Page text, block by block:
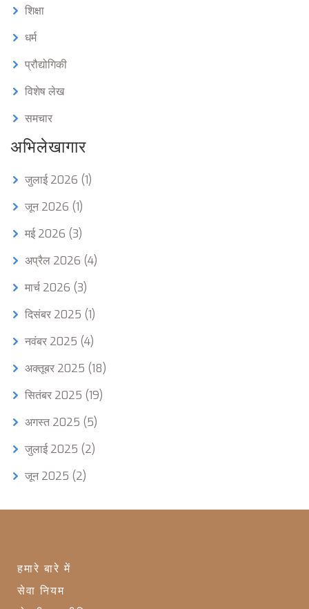
शिक्षा
धर्म
प्रौद्योगिकी
विशेष लेख
समचार
अभिलेखागार
जुलाई 2026 (1)
जून 2026 (1)
मई 2026 (3)
अप्रैल 2026 (4)
मार्च 2026 (3)
दिसंबर 2025 (1)
नवंबर 2025 (4)
अक्तूबर 2025 (18)
सितंबर 2025 (19)
अगस्त 2025 (5)
जुलाई 2025 (2)
जून 2025 (2)
हमारे बारे में
सेवा नियम